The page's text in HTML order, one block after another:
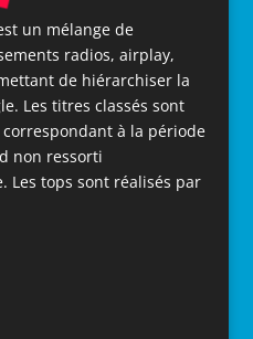
un mélange de
radios, airplay,
de hiérarchiser la
Les titres classés sont
à la période
non ressorti
Les tops sont réalisés par